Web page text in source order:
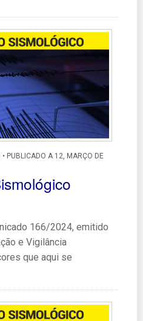
PUBLICADO A 12, MARÇO DE
166/2024, emitido
e Vigilância
que aqui se